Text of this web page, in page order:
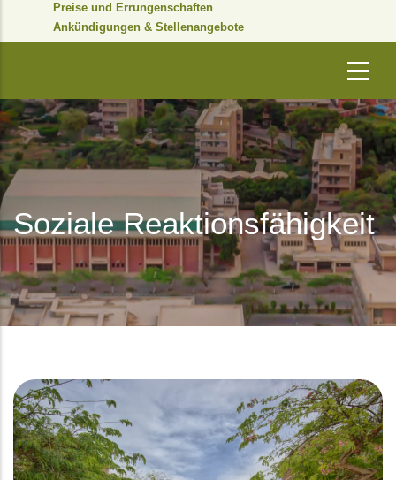
Preise und Errungenschaften
Ankündigungen & Stellenangebote
Soziale Reaktionsfähigkeit